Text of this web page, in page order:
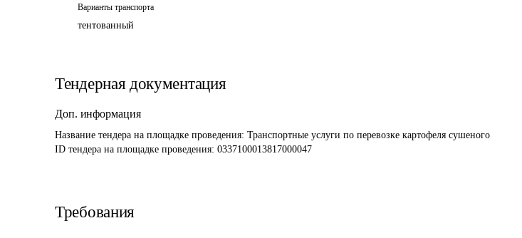
Варианты транспорта
тентованный
Тендерная документация
Доп. информация
Название тендера на площадке проведения: Транспортные услуги по перевозке картофеля сушеного
ID тендера на площадке проведения: 0337100013817000047
Требования